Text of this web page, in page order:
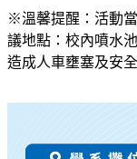
※溫馨提醒：活動
議地點：校內噴水
造成人車壅塞及安